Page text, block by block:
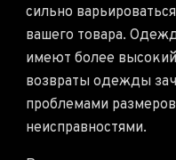
сильно
вашего товара.
имеют более
возвраты одежды
проблемами
неисправностями.